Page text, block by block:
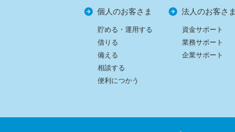
個人のお客さま
貯める・運用する
借りる
備える
相談する
便利につかう
法人のお客さま
資金サポート
業務サポート
企業サポート